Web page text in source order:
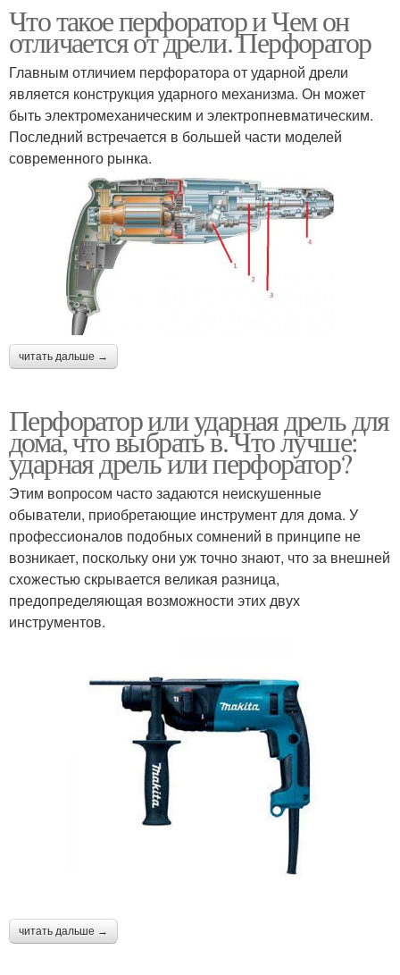
Что такое перфоратор и Чем он
отличается от дрели. Перфоратор
Главным отличием перфоратора от ударной дрели
является конструкция ударного механизма. Он может
быть электромеханическим и электропневматическим.
Последний встречается в большей части моделей
современного рынка.
читать дальше →
Перфоратор или ударная дрель для
дома, что выбрать в. Что лучше:
ударная дрель или перфоратор?
Этим вопросом часто задаются неискушенные
обыватели, приобретающие инструмент для дома. У
профессионалов подобных сомнений в принципе не
возникает, поскольку они уж точно знают, что за внешней
схожестью скрывается великая разница,
предопределяющая возможности этих двух
инструментов.
читать дальше →